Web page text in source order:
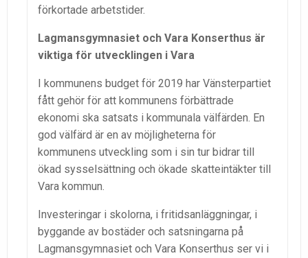
förkortade arbetstider.
Lagmansgymnasiet och Vara Konserthus är
viktiga för utvecklingen i Vara
I kommunens budget för 2019 har Vänsterpartiet
fått gehör för att kommunens förbättrade
ekonomi ska satsats i kommunala välfärden. En
god välfärd är en av möjligheterna för
kommunens utveckling som i sin tur bidrar till
ökad sysselsättning och ökade skatteintäkter till
Vara kommun.
Investeringar i skolorna, i fritidsanläggningar, i
byggande av bostäder och satsningarna på
Lagmansgymnasiet och Vara Konserthus ser vi i